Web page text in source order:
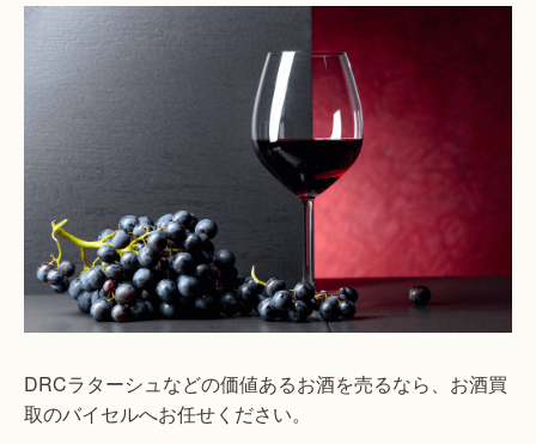
DRCラターシュなどの価値あるお酒を売るなら、お酒買
取のバイセルへお任せください。